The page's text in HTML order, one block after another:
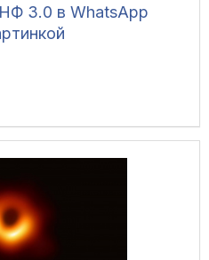
3.0 в WhatsApp